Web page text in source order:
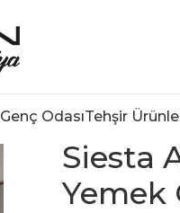
Genç OdasıTehşir
Siesta
Yemek